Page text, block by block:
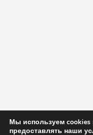
Мы используем cookies
предоставлять наши